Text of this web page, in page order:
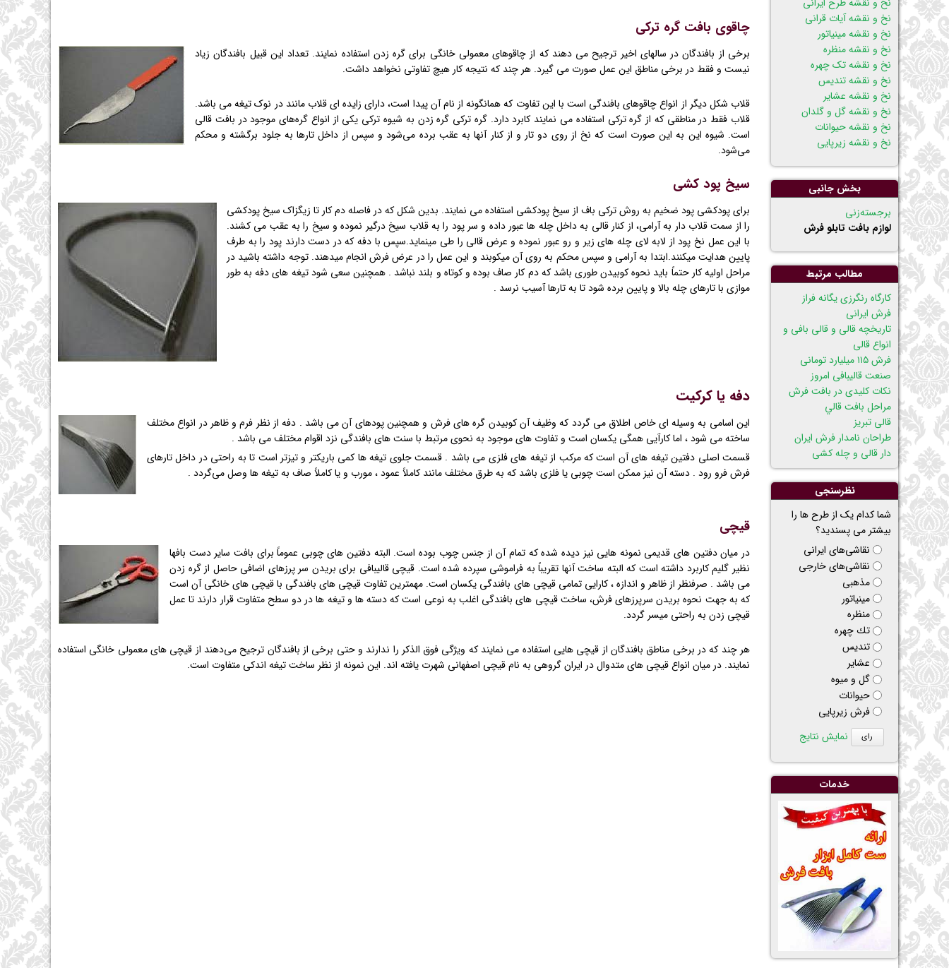
چاقوی بافت گره ترکی
برخی از بافندگان در سالهای اخیر ترجیح می دهند که از چاقوهای معمولی خانگی برای گره زدن استفاده نمایند. تعداد این قبیل بافندگان زیاد
نیست و فقط در برخی مناطق این عمل صورت می گیرد. هر چند که نتیجه کار هیچ تفاوتی نخواهد داشت.
قلاب شکل دیگر از انواع چاقوهای بافندگی است با این تفاوت که همانگونه از نام آن پیدا است، دارای زایده ای قلاب مانند در نوک تیغه می باشد.
قلاب فقط در مناطقی که از گره ترکی استفاده می نمایند کابرد دارد. گره ترکی گره زدن به شیوه ترکی یکی از انواع گره‌های موجود در بافت قالی
است. شیوه این به این صورت است که نخ از روی دو تار و از کنار آنها به عقب برده می‌شود و سپس از داخل تارها به جلود برگشته و محکم
می‌شود.
سیخ پود کشی
برای پودکشی پود ضخیم به روش ترکی باف از سیخ پودکشی استفاده می نمایند. بدین شکل که در فاصله دم کار تا زیگزاک سیخ پودکشی
را از سمت قلاب دار به آرامی، از کنار قالی به داخل چله ها عبور داده و سر پود را به قلاب سیخ درگیر نموده و سیخ را به عقب می کشند.
با این عمل نخ پود از لابه لای چله های زیر و رو عبور نموده و عرض قالی را طی مینماید.سپس با دفه که در دست دارند پود را به طرف
پایین هدایت میکنند.ابتدا به آرامی و سپس محکم به روی آن میکوبند و این عمل را در عرض فرش انجام میدهند. توجه داشته باشید در
مراحل اولیه کار حتماً باید نحوه کوبیدن طوری باشد که دم کار صاف بوده و کوتاه و بلند نباشد . همچنین سعی شود تیغه های دفه به طور
موازی با تارهای چله بالا و پایین برده شود تا به تارها آسیب نرسد .
دفه یا کرکیت
این اسامی به وسیله ای خاص اطلاق می گردد که وظیف آن کوبیدن گره های فرش و همچنین پودهای آن می باشد . دفه از نظر فرم و ظاهر در انواع مختلف
ساخته می شود ، اما کارآیی همگی یکسان است و تفاوت های موجود به نحوی مرتبط با سنت های بافندگی نزد اقوام مختلف می باشد .
قسمت اصلی دفتین تیغه های آن است که مرکب از تیغه های فلزی می باشد . قسمت جلوی تیغه ها کمی باریکتر و تیزتر است تا به راحتی در داخل تارهای
فرش فرو رود . دسته آن نیز ممکن است چوبی یا فلزی باشد که به طرق مختلف مانند کاملاً عمود ، مورب و یا کاملاً صاف به تیغه ها وصل می‌گردد .
قیچی
در میان دفتین های قدیمی نمونه هایی نیز دیده شده که تمام آن از جنس چوب بوده است. البته دفتین های چوبی عموماً برای بافت سایر دست بافها
نظیر گلیم کاربرد داشته است که البته ساخت آنها تقریباً به فراموشی سپرده شده است. قیچی قالیبافی برای بریدن سر پرزهای اضافی حاصل از گره زدن
می باشد . صرفنظر از ظاهر و اندازه ، کارایی تمامی قیچی های بافندگی یکسان است. مهمترین تفاوت قیچی های بافندگی با قیچی های خانگی آن است
که به جهت نحوه بریدن سرپرزهای فرش، ساخت قیچی های بافندگی اغلب به نوعی است که دسته ها و تیغه ها در دو سطح متفاوت قرار دارند تا عمل
قیچی زدن به راحتی میسر گردد.
هر چند که در برخی مناطق بافندگان از قیچی هایی استفاده می نمایند که ویژگی فوق الذکر را ندارند و حتی برخی از بافندگان ترجیح می‌دهند از قیچی های معمولی خانگی استفاده
نمایند. در میان انواع قیچی های متدوال در ایران گروهی به نام قیچی اصفهانی شهرت یافته اند. این نمونه از نظر ساخت تیغه اندکی متفاوت است.
نخ و نقشه آیات قرانی
نخ و نقشه مینیاتور
نخ و نقشه منظره
نخ و نقشه تک چهره
نخ و نقشه تندیس
نخ و نقشه عشایر
نخ و نقشه گل و گلدان
نخ و نقشه حیوانات
نخ و نقشه زیرپایی
بخش جانبی
پریدن
برجسته‌زنی
لوازم بافت تابلو فرش
مطالب مرتبط
كارگاه رنگرزی يگانه فراز
فرش ایرانی
تاریخچه قالی و قالی بافی و
انواع قالی
فرش ۱۱۵ میلیارد تومانی
صنعت قالیبافی امروز
نکات کلیدی در بافت فرش
مراحل بافت قالي
قالی تبریز
طراحان نامدار فرش ایران
دار قالی و چله کشی
نظرسنجی
شما کدام یک از طرح ها را
بیشتر می پسندید؟
نقاشی‌های ایرانی
نقاشی‌های خارجی
مذهبی
مینیاتور
منظره
تك چهره
تنديس
عشاير
گل و ميوه
حيوانات
فرش زیرپایی
نمایش نتایج
خدمات